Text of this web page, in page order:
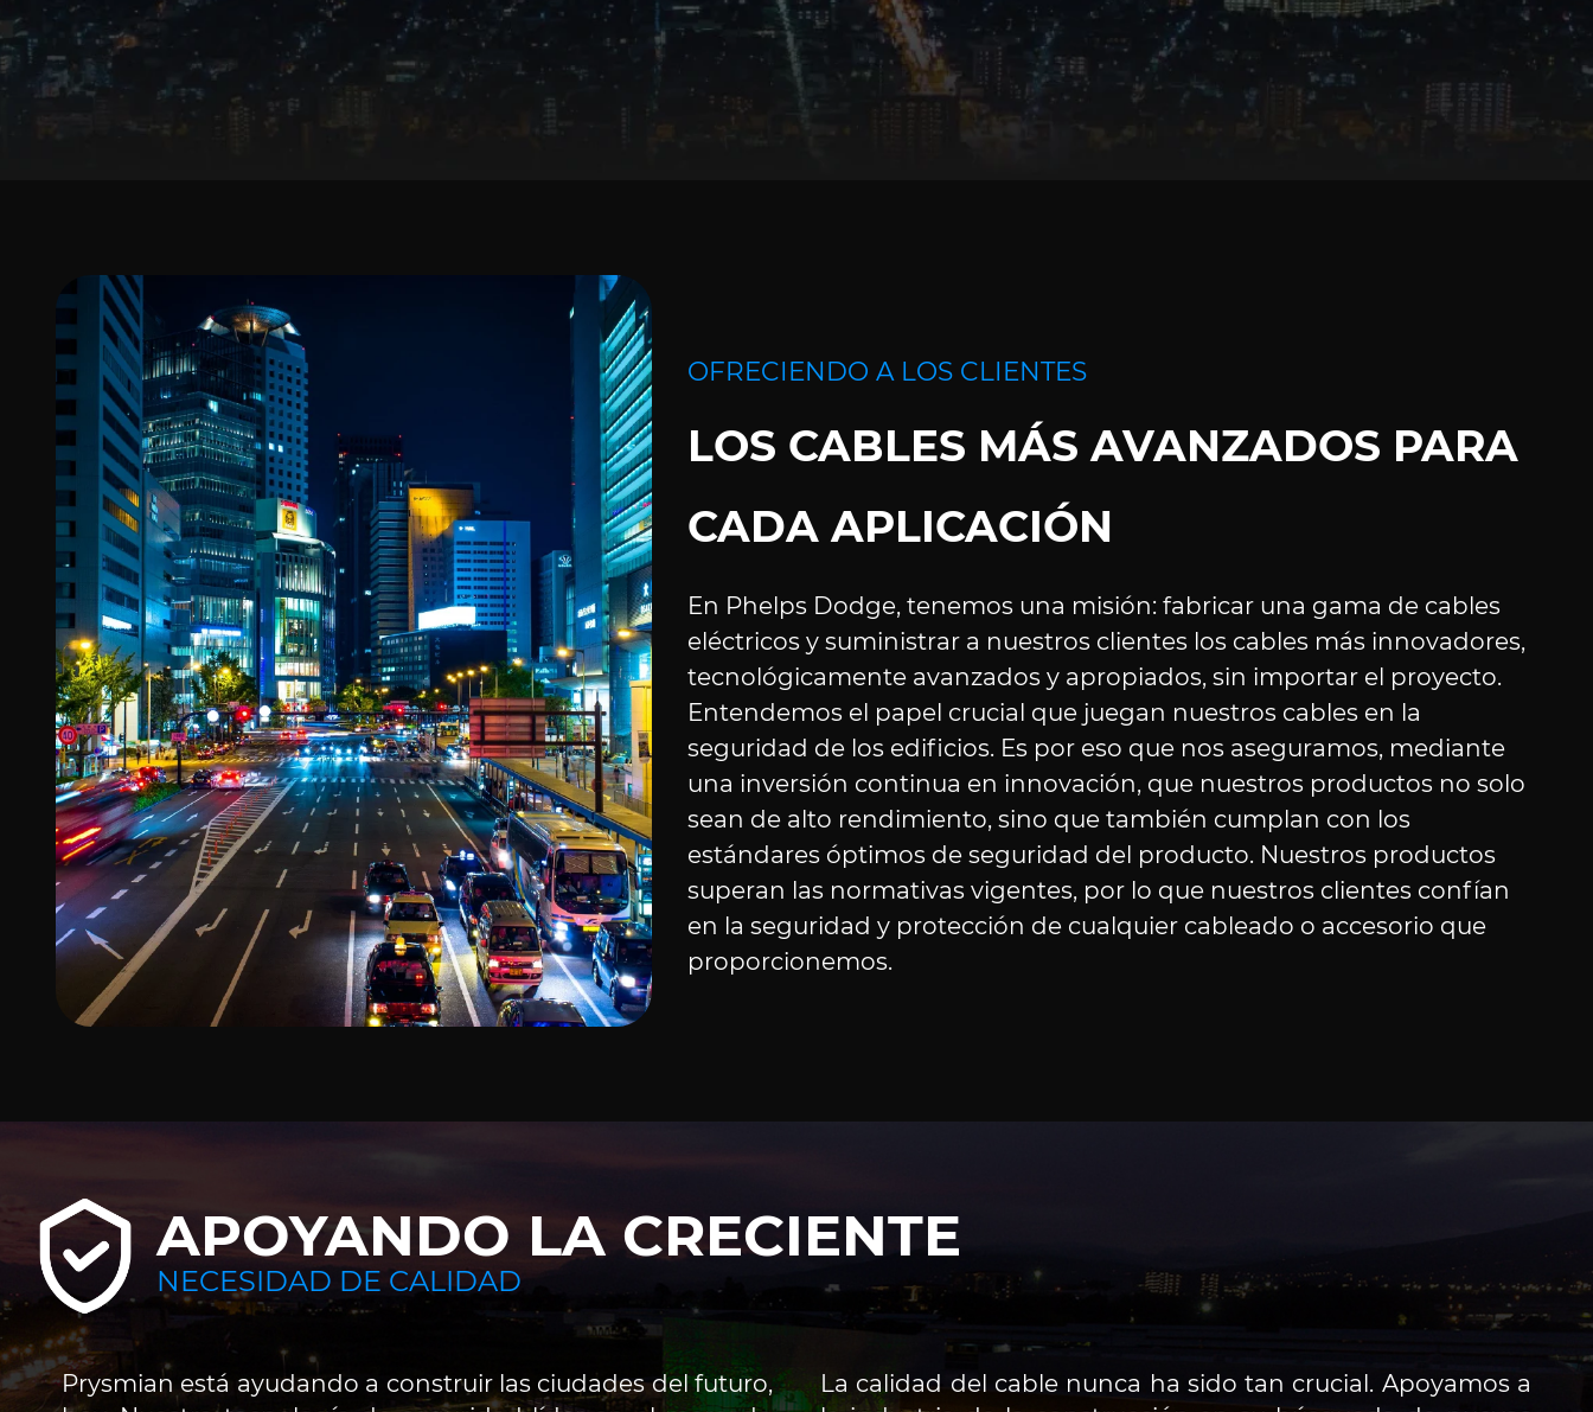
OFRECIENDO A LOS CLIENTES
LOS CABLES MÁS AVANZADOS PARA
CADA APLICACIÓN
En Phelps Dodge, tenemos una misión: fabricar una gama de cables
eléctricos y suministrar a nuestros clientes los cables más innovadores,
tecnológicamente avanzados y apropiados, sin importar el proyecto.
Entendemos el papel crucial que juegan nuestros cables en la
seguridad de los edificios. Es por eso que nos aseguramos, mediante
una inversión continua en innovación, que nuestros productos no solo
sean de alto rendimiento, sino que también cumplan con los
estándares óptimos de seguridad del producto. Nuestros productos
superan las normativas vigentes, por lo que nuestros clientes confían
en la seguridad y protección de cualquier cableado o accesorio que
proporcionemos.
APOYANDO LA CRECIENTE
NECESIDAD DE CALIDAD
Prysmian está ayudando a construir las ciudades del futuro,
La calidad del cable nunca ha sido tan crucial. Apoyamos a